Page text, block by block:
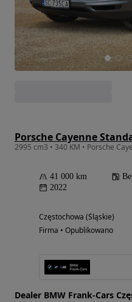
Porsche Cayenne
2995 cm3 • 340 KM • Porsche
41 000 km
2022
Częstochowa (Śląskie)
Firma • Opublikowano
Dealer BMW Frank-Cars